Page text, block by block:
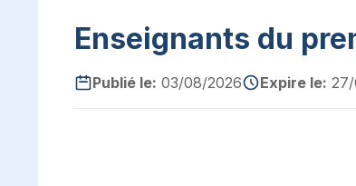
Enseignants du
Publié le: 03/08/2026 Expire le: